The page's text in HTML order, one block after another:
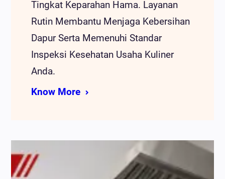
Tingkat Keparahan Hama. Layanan
Rutin Membantu Menjaga Kebersihan
Dapur Serta Memenuhi Standar
Inspeksi Kesehatan Usaha Kuliner
Anda.
Know More